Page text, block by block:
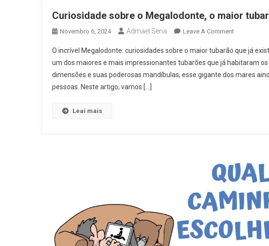
Curiosidade sobre o Megalodonte, o maior
Novembro 6, 2024 Admael Sena Leave A CommentOn
Sobre
O
O incrível Megalodonte: curiosidades sobre o maior tubarão que já
um dos maiores e mais impressionantes tubarões que já habitaram
dimensões e suas poderosas mandíbulas, esse gigante dos mares
pessoas. Neste artigo, vamos […]
Leai mais